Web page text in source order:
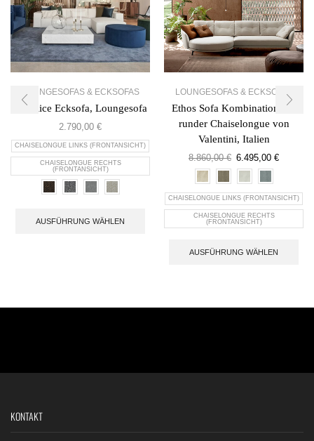
LOUNGESOFAS & ECKSOFAS
Simplice Ecksofa, Loungesofa
2.790,00 €
CHAISELONGUE LINKS (FRONTANSICHT)
CHAISELONGUE RECHTS
(FRONTANSICHT)
AUSFÜHRUNG WÄHLEN
LOUNGESOFAS & ECKSOFAS
Ethos Sofa Kombination mit
runder Chaiselongue von
Valentini, Italien
8.860,00€ 6.495,00 €
CHAISELONGUE LINKS (FRONTANSICHT)
CHAISELONGUE RECHTS
(FRONTANSICHT)
AUSFÜHRUNG WÄHLEN
KONTAKT